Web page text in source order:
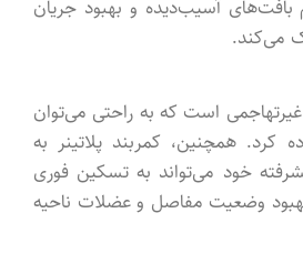
بافت‌های آسیب‌دیده و بهبود جریان
می‌کند.
است که به راحتی می‌توان
کرد. همچنین، کمربند پلاتینر به
خود می‌تواند به تسکین فوری
وضعیت مفاصل و عضلات ناحیه